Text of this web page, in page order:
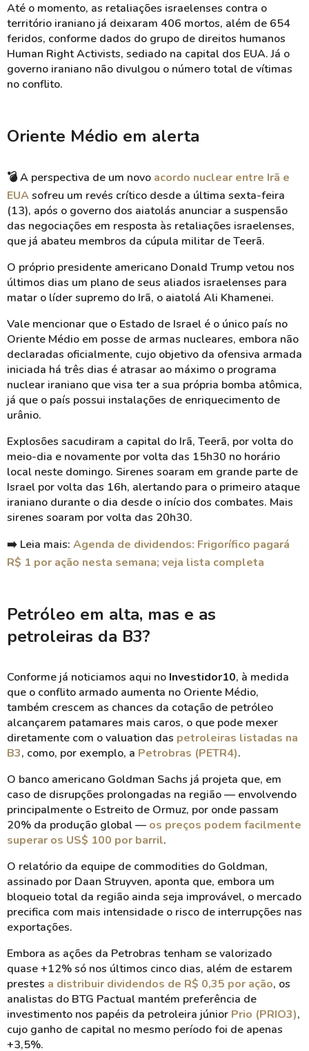
Até o momento, as retaliações israelenses contra o
território iraniano já deixaram 406 mortos, além de 654
feridos, conforme dados do grupo de direitos humanos
Human Right Activists, sediado na capital dos EUA. Já o
governo iraniano não divulgou o número total de vítimas
no conflito.
Oriente Médio em alerta
💣A perspectiva de um novo acordo nuclear entre Irã e
EUAsofreu um revés crítico desde a última sexta-feira
(13), após o governo dos aiatolás anunciar a suspensão
das negociações em resposta às retaliações israelenses,
que já abateu membros da cúpula militar de Teerã.
O próprio presidente americano Donald Trump vetou nos
últimos dias um plano de seus aliados israelenses para
matar o líder supremo do Irã, o aiatolá Ali Khamenei.
Vale mencionar que o Estado de Israel é o único país no
Oriente Médio em posse de armas nucleares, embora não
declaradas oficialmente, cujo objetivo da ofensiva armada
iniciada há três dias é atrasar ao máximo o programa
nuclear iraniano que visa ter a sua própria bomba atômica,
já que o país possui instalações de enriquecimento de
urânio.
Explosões sacudiram a capital do Irã, Teerã, por volta do
meio-dia e novamente por volta das 15h30 no horário
local neste domingo. Sirenes soaram em grande parte de
Israel por volta das 16h, alertando para o primeiro ataque
iraniano durante o dia desde o início dos combates. Mais
sirenes soaram por volta das 20h30.
➡️ Leia mais: Agenda de dividendos: Frigorífico pagará
R$ 1 por ação nesta semana; veja lista completa
Petróleo em alta, mas e as
petroleiras da B3?
Conforme já noticiamos aqui no Investidor10, à medida
que o conflito armado aumenta no Oriente Médio,
também crescem as chances da cotação de petróleo
alcançarem patamares mais caros, o que pode mexer
diretamente com o valuation das petroleiras listadas na
B3, como, por exemplo, a Petrobras (PETR4).
O banco americano Goldman Sachs já projeta que, em
caso de disrupções prolongadas na região — envolvendo
principalmente o Estreito de Ormuz, por onde passam
20% da produção global — os preços podem facilmente
superar os US$ 100 por barril.
O relatório da equipe de commodities do Goldman,
assinado por Daan Struyven, aponta que, embora um
bloqueio total da região ainda seja improvável, o mercado
precifica com mais intensidade o risco de interrupções nas
exportações.
Embora as ações da Petrobras tenham se valorizado
quase +12% só nos últimos cinco dias, além de estarem
prestes a distribuir dividendos de R$ 0,35 por ação, os
analistas do BTG Pactual mantém preferência de
investimento nos papéis da petroleira júnior Prio (PRIO3),
cujo ganho de capital no mesmo período foi de apenas
+3,5%.